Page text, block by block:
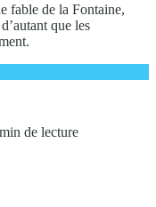
fable de la Fontaine,
que les
de lecture